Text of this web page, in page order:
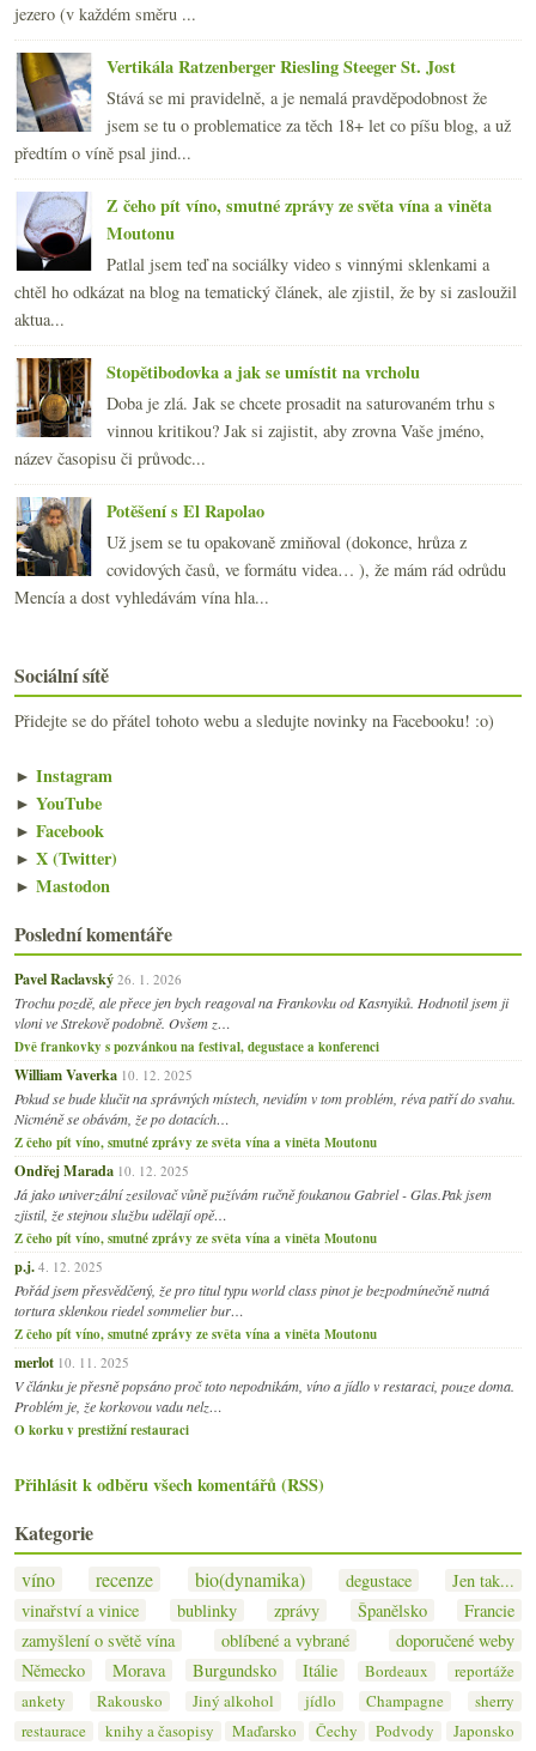
jezero (v každém směru ...
Vertikála Ratzenberger Riesling Steeger St. Jost
Stává se mi pravidelně, a je nemalá pravděpodobnost že
jsem se tu o problematice za těch 18+ let co píšu blog, a už
předtím o víně psal jind...
Z čeho pít víno, smutné zprávy ze světa vína a viněta
Moutonu
Patlal jsem teď na sociálky video s vinnými sklenkami a
chtěl ho odkázat na blog na tematický článek, ale zjistil, že by si zasloužil
aktua...
Stopětibodovka a jak se umístit na vrcholu
Doba je zlá. Jak se chcete prosadit na saturovaném trhu s
vinnou kritikou? Jak si zajistit, aby zrovna Vaše jméno,
název časopisu či průvodc...
Potěšení s El Rapolao
Už jsem se tu opakovaně zmiňoval (dokonce, hrůza z
covidových časů, ve formátu videa… ), že mám rád odrůdu
Mencía a dost vyhledávám vína hla...
Sociální sítě
Přidejte se do přátel tohoto webu a sledujte novinky na Facebooku! :o)
► Instagram
► YouTube
► Facebook
► X (Twitter)
► Mastodon
Poslední komentáře
Pavel Raclavský 26. 1. 2026
Trochu pozdě, ale přece jen bych reagoval na Frankovku od Kasnyiků. Hodnotil jsem ji
vloni ve Strekově podobně. Ovšem z…
Dvě frankovky s pozvánkou na festival, degustace a konferenci
William Vaverka 10. 12. 2025
Pokud se bude klučit na správných místech, nevidím v tom problém, réva patří do svahu.
Nicméně se obávám, že po dotacích…
Z čeho pít víno, smutné zprávy ze světa vína a viněta Moutonu
Ondřej Marada 10. 12. 2025
Já jako univerzální zesilovač vůně pužívám ručně foukanou Gabriel - Glas.Pak jsem
zjistil, že stejnou službu udělají opě…
Z čeho pít víno, smutné zprávy ze světa vína a viněta Moutonu
p.j. 4. 12. 2025
Pořád jsem přesvědčený, že pro titul typu world class pinot je bezpodmínečně nutná
tortura sklenkou riedel sommelier bur…
Z čeho pít víno, smutné zprávy ze světa vína a viněta Moutonu
merlot 10. 11. 2025
V článku je přesně popsáno proč toto nepodnikám, víno a jídlo v restaraci, pouze doma.
Problém je, že korkovou vadu nelz…
O korku v prestižní restauraci
Přihlásit k odběru všech komentářů (RSS)
Kategorie
víno recenze bio(dynamika) degustace
Jen tak...
vinařství a vinice
bublinky zprávy Španělsko
Francie
zamyšlení o světě vína
oblíbené a vybrané
doporučené weby
Německo
Morava Burgundsko Itálie Bordeaux
reportáže
ankety
Rakousko Jiný alkohol jídlo Champagne
sherry
restaurace
knihy a časopisy Maďarsko Čechy Podvody
Japonsko